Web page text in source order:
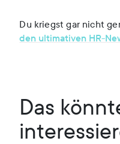
Du kriegst gar nicht
den ultimativen HR-
Das